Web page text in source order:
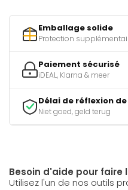
Emballage solide
Protection
Paiement sécurisé
iDEAL, Klarna & meer
Délai de réflexion de
Niet goed, geld terug
Besoin d'aide pour faire
Utilisez l'un de nos outils